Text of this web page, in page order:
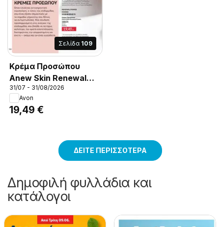
Σελίδα 109
Κρέμα Προσώπου
Anew Skin Renewal
Power., Κρέμα
προσώπου για
ανανέωση της
ενυδάτωση, ενώ
συμβάλλει στην
εκατομμυρίων
κυττάρων της
επιδερμίδας μέσα σε
μόλις 7 ημέρες.
31/07 - 31/08/2026
Avon
19,49 €
ΔΕΊΤΕ ΠΕΡΙΣΣΌΤΕΡΑ
Δημοφιλή φυλλάδια και
κατάλογοι